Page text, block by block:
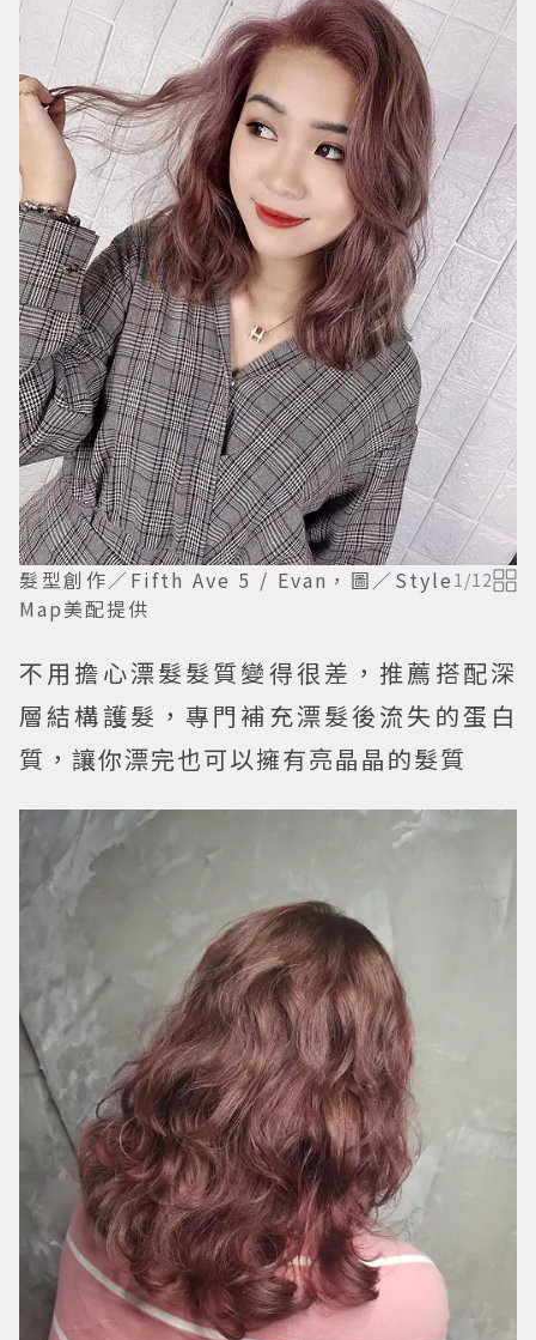
髮型創作／Fifth Ave 5 / Evan，圖／Style
Map美配提供
1/12
不用擔心漂髮髮質變得很差，推薦搭配深
層結構護髮，專門補充漂髮後流失的蛋白
質，讓你漂完也可以擁有亮晶晶的髮質